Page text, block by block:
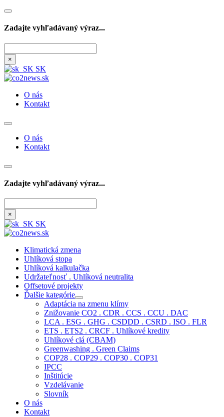
Zadajte vyhľadávaný výraz...
×
SK
O nás
Kontakt
O nás
Kontakt
Zadajte vyhľadávaný výraz...
×
SK
Klimatická zmena
Uhlíková stopa
Uhlíková kalkulačka
Udržateľnosť . Uhlíková neutralita
Offsetové projekty
Ďalšie kategórie
Adaptácia na zmenu klímy
Znižovanie CO2 . CDR . CCS . CCU . DAC
LCA . ESG . GHG . CSDDD . CSRD . ISO . FLR
ETS . ETS2 . CRCF . Uhlíkové kredity
Uhlíkové clá (CBAM)
Greenwashing . Green Claims
COP28 . COP29 . COP30 . COP31
IPCC
Inštitúcie
Vzdelávanie
Slovník
O nás
Kontakt